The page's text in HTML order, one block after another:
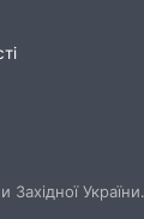
України.